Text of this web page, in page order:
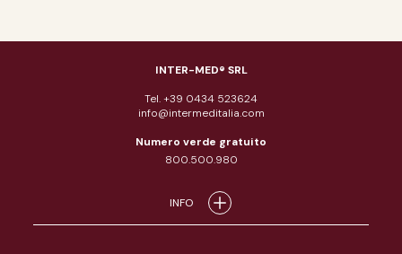
INTER-MED® SRL
Tel. +39 0434 523624
info@intermeditalia.com
Numero verde gratuito
800.500.980
INFO